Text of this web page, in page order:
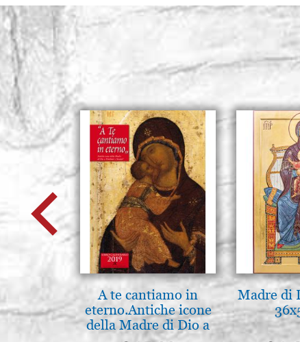
A te cantiamo in
eterno.Antiche icone
della Madre di Dio a
Madre di